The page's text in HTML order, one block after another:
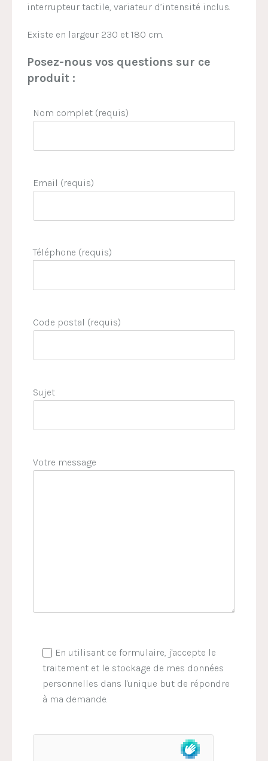
interrupteur tactile, variateur d’intensité inclus.
Existe en largeur 230 et 180 cm.
Posez-nous vos questions sur ce
produit :
Nom complet (requis)
Email (requis)
Téléphone (requis)
Code postal (requis)
Sujet
Votre message
En utilisant ce formulaire, j'accepte le
traitement et le stockage de mes données
personnelles dans l'unique but de répondre
à ma demande.